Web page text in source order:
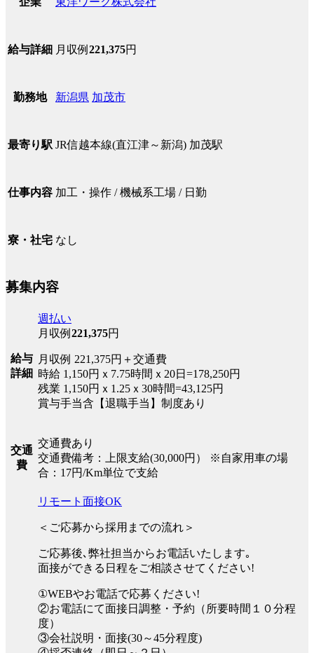
給与詳細 月収例 221,375円
勤務地 新潟県 加茂市
最寄り駅 JR信越本線(直江津～新潟) 加茂駅
仕事内容 加工・操作 / 機械系工場 / 日勤
寮・社宅 なし
募集内容
給与
詳細
週払い
月収例 221,375円
月収例 221,375円＋交通費
時給 1,150円ｘ7.75時間ｘ20日=178,250円
残業 1,150円ｘ1.25ｘ30時間=43,125円
賞与手当含【退職手当】制度あり
交通
費
交通費あり
交通費備考：上限支給(30,000円） ※自家用車の場
合：17円/Km単位で支給
リモート面接OK
＜ご応募から採用までの流れ＞
ご応募後､弊社担当からお電話いたします｡
面接ができる日程をご相談させてください!
①WEBやお電話で応募ください!
②お電話にて面接日調整・予約（所要時間１０分程
度）
③会社説明・面接(30～45分程度)